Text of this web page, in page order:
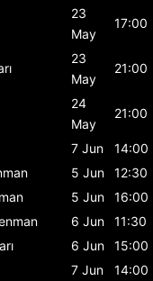
23
May
17:00
23
May
21:00
24
May
21:00
7 Jun
14:00
5 Jun
12:30
5 Jun
16:00
6 Jun
11:30
6 Jun
15:00
7 Jun
14:00